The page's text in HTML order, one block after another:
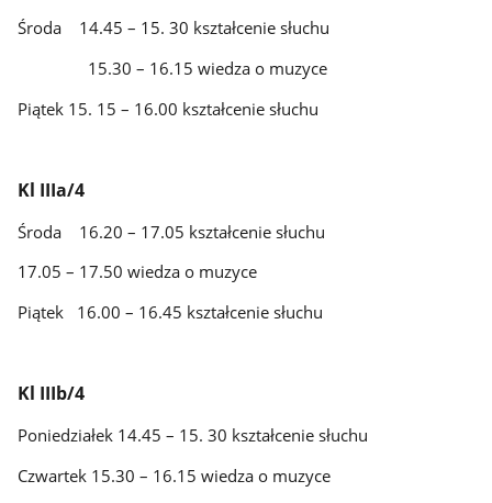
Środa 14.45 – 15. 30 kształcenie słuchu
15.30 – 16.15 wiedza o muzyce
Piątek 15. 15 – 16.00 kształcenie słuchu
Kl IIIa/4
Środa 16.20 – 17.05 kształcenie słuchu
17.05 – 17.50 wiedza o muzyce
Piątek 16.00 – 16.45 kształcenie słuchu
Kl IIIb/4
Poniedziałek 14.45 – 15. 30 kształcenie słuchu
Czwartek 15.30 – 16.15 wiedza o muzyce